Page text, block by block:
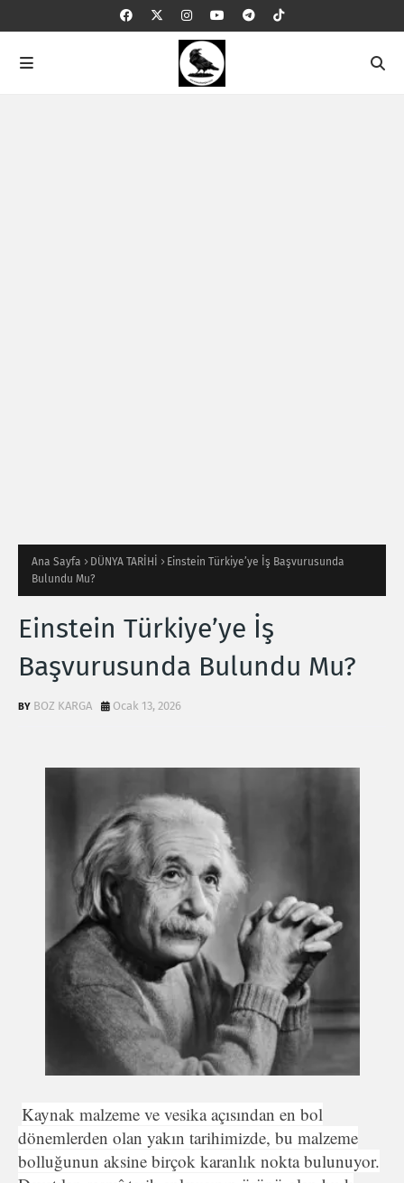
Ana Sayfa DÜNYA TARİHİ
Einstein Türkiye’ye İş Başvurusunda
Bulundu Mu?
Einstein Türkiye’ye İş
Başvurusunda Bulundu Mu?
BOZ KARGA Ocak 13, 2026
Kaynak malzeme ve vesika açısından en bol
dönemlerden olan yakın tarihimizde, bu malzeme
bolluğunun aksine birçok karanlık nokta bulunuyor.